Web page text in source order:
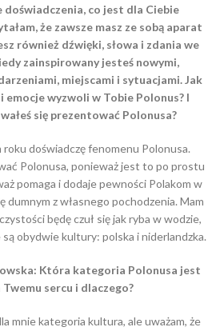
doświadczenia, co jest dla Ciebie
że zawsze masz ze sobą aparat
również dźwięki, słowa i zdania we
zainspirowany jesteś nowymi,
miejscami i sytuacjami. Jak
emocje wyzwoli w Tobie Polonus? I
się prezentować Polonusa?
doświadczę fenomenu Polonusa.
Polonusa, ponieważ jest to po prostu
pomaga i dodaje pewności Polakom w
dumnym z własnego pochodzenia. Mam
będę czuł się jak ryba w wodzie,
obydwie kultury: polska i niderlandzka.
Która kategoria Polonusa jest
sercu i dlaczego?
mnie kategoria kultura, ale uważam, że